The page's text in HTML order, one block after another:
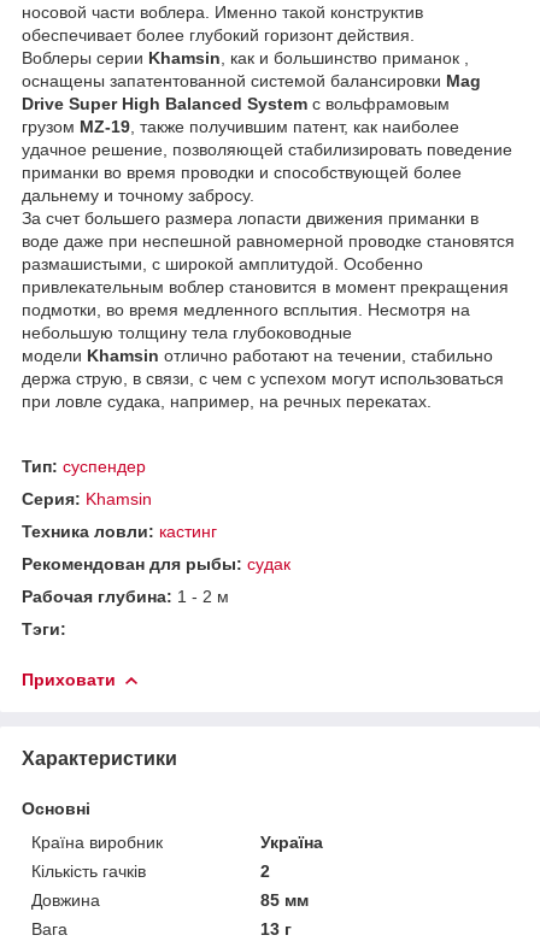
носовой части воблера. Именно такой конструктив
обеспечивает более глубокий горизонт действия.
Воблеры серии Khamsin , как и большинство приманок ,
оснащены запатентованной системой балансировки Mag
Drive Super High Balanced System с вольфрамовым
грузом MZ-19 , также получившим патент, как наиболее
удачное решение, позволяющей стабилизировать поведение
приманки во время проводки и способствующей более
дальнему и точному забросу.
За счет большего размера лопасти движения приманки в
воде даже при неспешной равномерной проводке становятся
размашистыми, с широкой амплитудой. Особенно
привлекательным воблер становится в момент прекращения
подмотки, во время медленного всплытия. Несмотря на
небольшую толщину тела глубоководные
модели Khamsin отлично работают на течении, стабильно
держа струю, в связи, с чем с успехом могут использоваться
при ловле судака, например, на речных перекатах.
Тип: суспендер
Серия: Khamsin
Техника ловли: кастинг
Рекомендован для рыбы: судак
Рабочая глубина: 1 - 2 м
Тэги:
Приховати
Характеристики
Основні
Країна виробник
Україна
Кількість гачків
2
Довжина
85 мм
Вага
13 г